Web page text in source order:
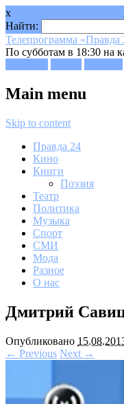
x
Найти:
Телепрограмма «Правда
По субботам в 18:30 на
Main menu
Skip to content
Правда 24
Кино
Книги
Поэзия
Театр
Политика
Музыка
Спорт
СМИ
Мода
Разное
О нас
Дмитрий
Опубликовано
← Previous Next →